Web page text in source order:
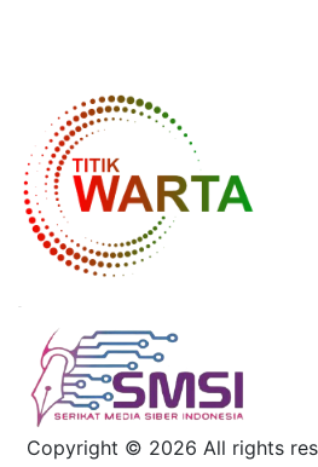
Copyright © 2026 All rights